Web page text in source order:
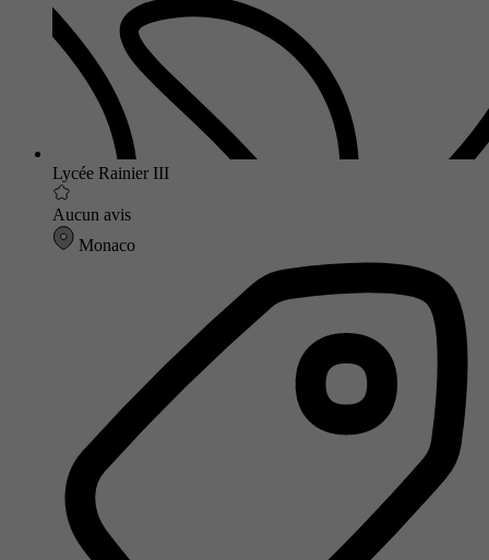
Lycée Rainier III
Aucun avis
Monaco